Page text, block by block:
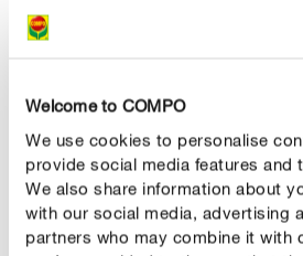
Welcome to COMPO
We use cookies to personalise
provide social media features and
We also share information about
with our social media, advertising
partners who may combine it with
Hoe dit gebeurt?
Een persoon
gestoken. Bij voldoende warme
ziekteverwekkers zich vervolgens
vermenigvuldigen. Na ongeveer 9
via een nieuwe beet op een
overgedragen. Ook de Egyptische